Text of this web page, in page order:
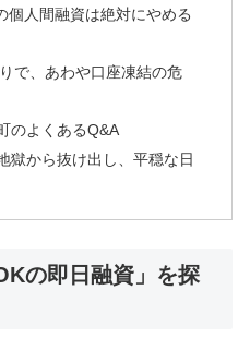
人間融資は絶対にやめる
で、あわや口座凍結の危
のよくあるQ&A
獄から抜け出し、平穏な日
の即日融資」を探